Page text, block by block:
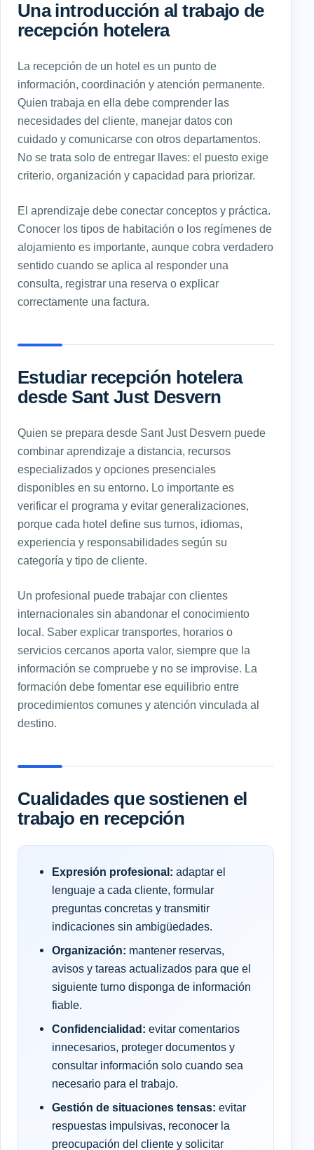
Una introducción al trabajo de
recepción hotelera
La recepción de un hotel es un punto de
información, coordinación y atención permanente.
Quien trabaja en ella debe comprender las
necesidades del cliente, manejar datos con
cuidado y comunicarse con otros departamentos.
No se trata solo de entregar llaves: el puesto exige
criterio, organización y capacidad para priorizar.
El aprendizaje debe conectar conceptos y práctica.
Conocer los tipos de habitación o los regímenes de
alojamiento es importante, aunque cobra verdadero
sentido cuando se aplica al responder una
consulta, registrar una reserva o explicar
correctamente una factura.
Estudiar recepción hotelera
desde Sant Just Desvern
Quien se prepara desde Sant Just Desvern puede
combinar aprendizaje a distancia, recursos
especializados y opciones presenciales
disponibles en su entorno. Lo importante es
verificar el programa y evitar generalizaciones,
porque cada hotel define sus turnos, idiomas,
experiencia y responsabilidades según su
categoría y tipo de cliente.
Un profesional puede trabajar con clientes
internacionales sin abandonar el conocimiento
local. Saber explicar transportes, horarios o
servicios cercanos aporta valor, siempre que la
información se compruebe y no se improvise. La
formación debe fomentar ese equilibrio entre
procedimientos comunes y atención vinculada al
destino.
Cualidades que sostienen el
trabajo en recepción
Expresión profesional: adaptar el
lenguaje a cada cliente, formular
preguntas concretas y transmitir
indicaciones sin ambigüedades.
Organización: mantener reservas,
avisos y tareas actualizados para que el
siguiente turno disponga de información
fiable.
Confidencialidad: evitar comentarios
innecesarios, proteger documentos y
consultar información solo cuando sea
necesario para el trabajo.
Gestión de situaciones tensas: evitar
respuestas impulsivas, reconocer la
preocupación del cliente y solicitar